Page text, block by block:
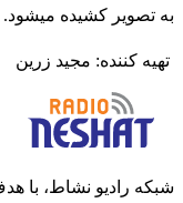
به تصویر کشیده میشود.
تهیه کننده: مجید زرین
شبکه رادیو نشاط، با